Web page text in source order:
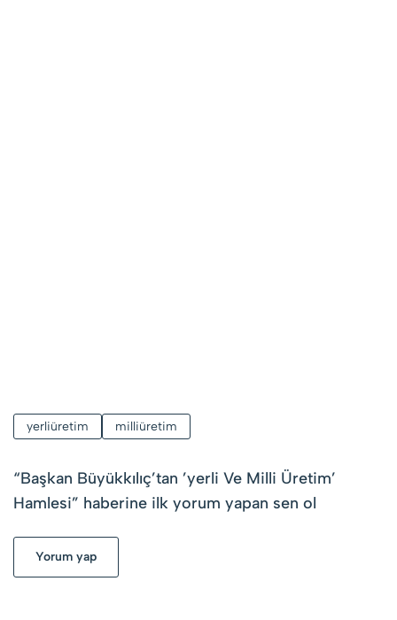
yerliüretim milliüretim
“Başkan Büyükkılıç’tan ’yerli Ve Milli Üretim’
Hamlesi” haberine ilk yorum yapan sen ol
Yorum yap